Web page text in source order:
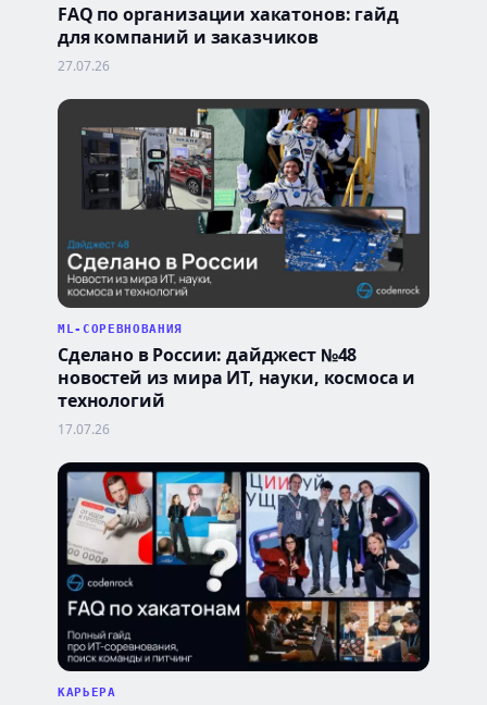
FAQ по организации хакатонов: гайд
для компаний и заказчиков
27.07.26
ML-СОРЕВНОВАНИЯ
Сделано в России: дайджест №48
новостей из мира ИТ, науки, космоса и
технологий
17.07.26
КАРЬЕРА